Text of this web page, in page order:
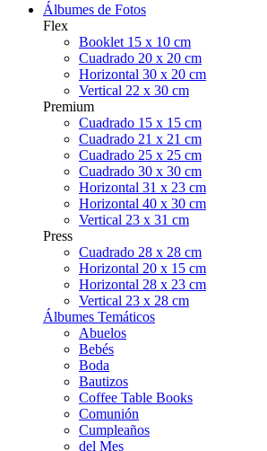
Álbumes de Fotos
Flex
Booklet 15 x 10 cm
Cuadrado 20 x 20 cm
Horizontal 30 x 20 cm
Vertical 22 x 30 cm
Premium
Cuadrado 15 x 15 cm
Cuadrado 21 x 21 cm
Cuadrado 25 x 25 cm
Cuadrado 30 x 30 cm
Horizontal 31 x 23 cm
Horizontal 40 x 30 cm
Vertical 23 x 31 cm
Press
Cuadrado 28 x 28 cm
Horizontal 20 x 15 cm
Horizontal 28 x 23 cm
Vertical 23 x 28 cm
Álbumes Temáticos
Abuelos
Bebés
Boda
Bautizos
Coffee Table Books
Comunión
Cumpleaños
del Mes